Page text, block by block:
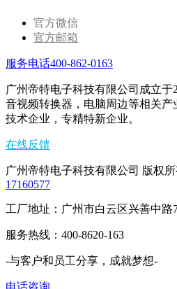
官方微信
官方邮箱
服务电话400-862-0163
广州帝特电子科技有限公司成立于
音视频转换器，电脑周边等相关
技术企业，专精特新企业。
在线反馈
广州帝特电子科技有限公司 版权所
17160577
工厂地址：广州市白云区兴善中路
服务热线：400-8620-163
-与客户和员工分享，成就梦想-
电话咨询